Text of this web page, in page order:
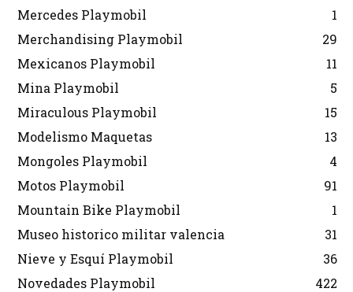
Mercedes Playmobil
1
Merchandising Playmobil
29
Mexicanos Playmobil
11
Mina Playmobil
5
Miraculous Playmobil
15
Modelismo Maquetas
13
Mongoles Playmobil
4
Motos Playmobil
91
Mountain Bike Playmobil
1
Museo historico militar valencia
31
Nieve y Esquí Playmobil
36
Novedades Playmobil
422